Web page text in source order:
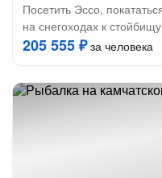
Посетить Эссо,
на снегоходах к
205 555 ₽за человека